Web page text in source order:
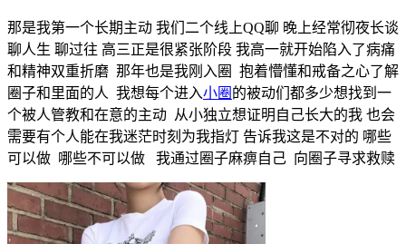
那是我第一个长期主动 我们二个线上QQ聊 晚上经常彻夜长谈
聊人生 聊过往 高三正是很紧张阶段 我高一就开始陷入了病痛
和精神双重折磨 那年也是我刚入圈 抱着懵懂和戒备之心了解
圈子和里面的人 我想每个进入小圈 的被动们都多少想找到一
个被人管教和在意的主动 从小独立想证明自己长大的我 也会
需要有个人能在我迷茫时刻为我指灯 告诉我这是不对的 哪些
可以做 哪些不可以做 我通过圈子麻痹自己 向圈子寻求救赎